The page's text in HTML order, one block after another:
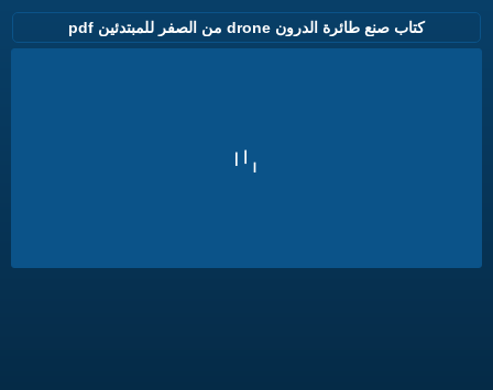
كتاب صنع طائرة الدرون drone من الصفر للمبتدئين pdf